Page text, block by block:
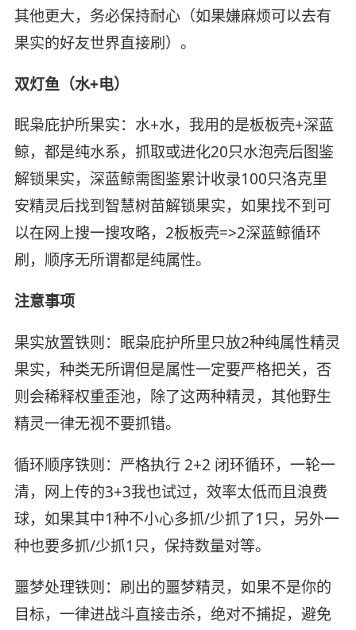
其他更大，务必保持耐心（如果嫌麻烦可以去有
果实的好友世界直接刷）。
双灯鱼（水+电）
眠枭庇护所果实：水+水，我用的是板板壳+深蓝
鲸，都是纯水系，抓取或进化20只水泡壳后图鉴
解锁果实，深蓝鲸需图鉴累计收录100只洛克里
安精灵后找到智慧树苗解锁果实，如果找不到可
以在网上搜一搜攻略，2板板壳=>2深蓝鲸循环
刷，顺序无所谓都是纯属性。
注意事项
果实放置铁则：眠枭庇护所里只放2种纯属性精灵
果实，种类无所谓但是属性一定要严格把关，否
则会稀释权重歪池，除了这两种精灵，其他野生
精灵一律无视不要抓错。
循环顺序铁则：严格执行 2+2 闭环循环，一轮一
清，网上传的3+3我也试过，效率太低而且浪费
球，如果其中1种不小心多抓/少抓了1只，另外一
种也要多抓/少抓1只，保持数量对等。
噩梦处理铁则：刷出的噩梦精灵，如果不是你的
目标，一律进战斗直接击杀，绝对不捕捉，避免